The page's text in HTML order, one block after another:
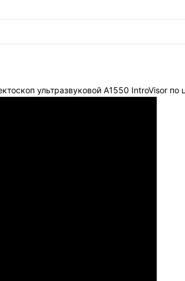
ультразвуковой А1550 IntroVisor